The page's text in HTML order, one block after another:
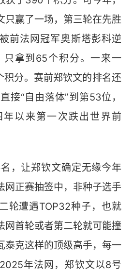
只赢了一场，第三轮在先胜
前法网冠军奥斯塔彭科逆
只拿到65个积分。一来一
积分。赛前郑钦文的排名还
接“自由落体”到第53位，
年以来第一次跌出世界前
让郑钦文确定无缘今年
网正赛抽签中，非种子选手
轮遭遇TOP32种子，也就
网首轮或者第二轮就可能撞
泰克这样的顶级高手，每一
年法网，郑钦文以8号